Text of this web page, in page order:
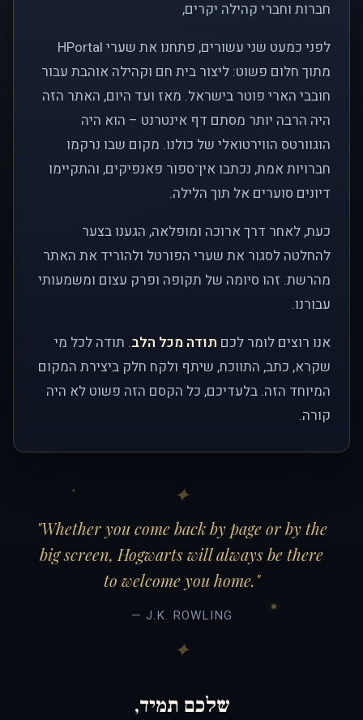
חברות וחברי קהילה יקרים,
לפני כמעט שני עשורים, פתחנו את שערי HPortal
מתוך חלום פשוט: ליצור בית חם וקהילה אוהבת עבור
חובבי הארי פוטר בישראל. מאז ועד היום, האתר הזה
היה הרבה יותר מסתם דף אינטרנט – הוא היה
הוגוורטס הווירטואלי של כולנו. מקום שבו נרקמו
חברויות אמת, נכתבו אין־ספור פאנפיקים, והתקיימו
דיונים סוערים אל תוך הלילה.
כעת, לאחר דרך ארוכה ומופלאה, הגענו בצער
להחלטה לסגור את שערי הפורטל ולהוריד את האתר
מהרשת. זהו סיומה של תקופה ופרק עצום ומשמעותי
עבורנו.
אנו רוצים לומר לכם תודה מכל הלב. תודה לכל מי
שקרא, כתב, התווכח, שיתף ולקח חלק ביצירת המקום
המיוחד הזה. בלעדיכם, כל הקסם הזה פשוט לא היה
קורה.
"Whether you come back by page or by the
big screen, Hogwarts will always be there
to welcome you home."
— J.K. ROWLING
שלכם תמיד,